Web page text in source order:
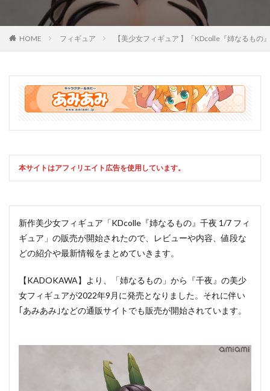
HOME フィギュア 【美少女フィギュア 】「KDcolle『姉なるも
本サイトはアフィリエイト広告を使用しています。
新作美少女フィギュア「KDcolle『姉なるもの』千夜 1/7 フィ
ギュア」の販売が開始されたので、レビューや内容、値段な
どの紹介や最新情報をまとめていきます。
【KADOKAWA】より、「姉なるもの」から『千夜』の美少
女フィギュアが2022年9月に発売となりました。それに伴い
｢あみあみ｣などの通販サイトでも販売が開始されています。